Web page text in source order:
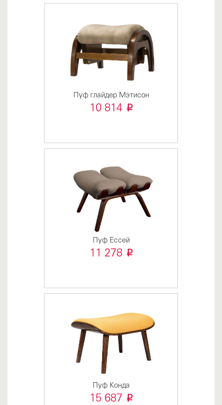
Пуф глайдер Мэтисон
10 814 i
Пуф Ессей
11 278 i
Пуф Конда
15 687 i